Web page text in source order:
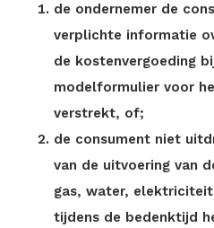
de ondernemer de
verplichte informatie
de kostenvergoeding
modelformulier voor
verstrekt, of;
de consument niet
van de uitvoering van
gas, water,
tijdens de bedenktijd